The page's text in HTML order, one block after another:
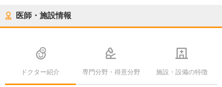
医師・施設情報
ドクター紹介 専門分野・得意分野 施設・設備の特徴